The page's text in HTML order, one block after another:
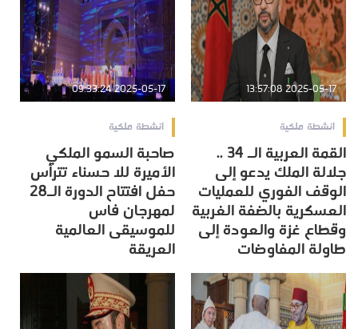
2025-05-17 13:57:08
انشطة ملكية
القمة العربية الـ 34 ..
جلالة الملك يدعو إلى
الوقف الفوري للعمليات
العسكرية بالضفة الغربية
وقطاع غزة والعودة إلى
طاولة المفاوضات
2025-05-17 09:33:24
انشطة ملكية
صاحبة السمو الملكي
الأميرة للا حسناء تترأس
حفل افتتاح الدورة الـ28
لمهرجان فاس
للموسيقى العالمية
العريقة